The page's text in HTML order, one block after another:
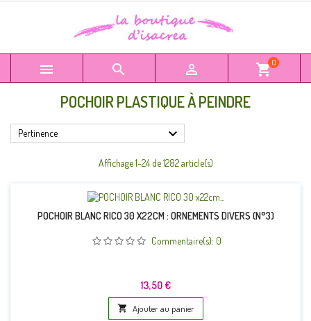
   shopping_cart0
POCHOIR PLASTIQUE À PEINDRE
Pertinence 
Affichage 1-24 de 1282 article(s)
POCHOIR BLANC RICO 30 X22CM : ORNEMENTS DIVERS (N°3)
Commentaire(s): 0
Prix
13,50 €
 Ajouter au panier